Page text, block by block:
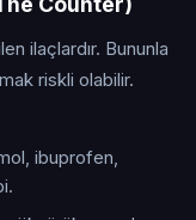
ilaçlardır. Bununla
riskli olabilir.
ibuprofen,